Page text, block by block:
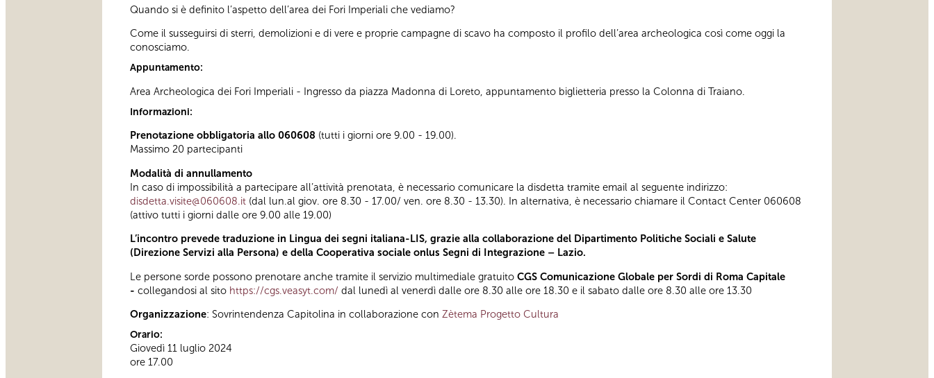
Quando si è definito l’aspetto dell’area dei Fori Imperiali che vediamo?
Come il susseguirsi di sterri, demolizioni e di vere e proprie campagne di scavo ha composto il profilo dell’area archeologica così come oggi la
conosciamo.
Appuntamento:
Area Archeologica dei Fori Imperiali - Ingresso da piazza Madonna di Loreto, appuntamento biglietteria presso la Colonna di Traiano.
Informazioni:
Prenotazione obbligatoria allo 060608 (tutti i giorni ore 9.00 - 19.00).
Massimo 20 partecipanti
Modalità di annullamento
In caso di impossibilità a partecipare all’attività prenotata, è necessario comunicare la disdetta tramite email al seguente indirizzo:
disdetta.visite@060608.it (dal lun.al giov. ore 8.30 - 17.00/ ven. ore 8.30 - 13.30). In alternativa, è necessario chiamare il Contact Center 060608
(attivo tutti i giorni dalle ore 9.00 alle 19.00)
L’incontro prevede traduzione in Lingua dei segni italiana-LIS, grazie alla collaborazione del Dipartimento Politiche Sociali e Salute
(Direzione Servizi alla Persona) e della Cooperativa sociale onlus Segni di Integrazione – Lazio.
Le persone sorde possono prenotare anche tramite il servizio multimediale gratuito CGS Comunicazione Globale per Sordi di Roma Capitale
- collegandosi al sito https://cgs.veasyt.com/ dal lunedì al venerdì dalle ore 8.30 alle ore 18.30 e il sabato dalle ore 8.30 alle ore 13.30
Organizzazione: Sovrintendenza Capitolina in collaborazione con Zètema Progetto Cultura
Orario:
Giovedì 11 luglio 2024
ore 17.00